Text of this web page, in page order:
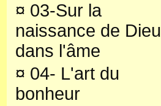
¤ 03-Sur la
naissance de Dieu
dans l'âme
¤ 04- L'art du
bonheur